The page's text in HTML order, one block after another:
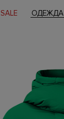
SALE ОДЕЖДА